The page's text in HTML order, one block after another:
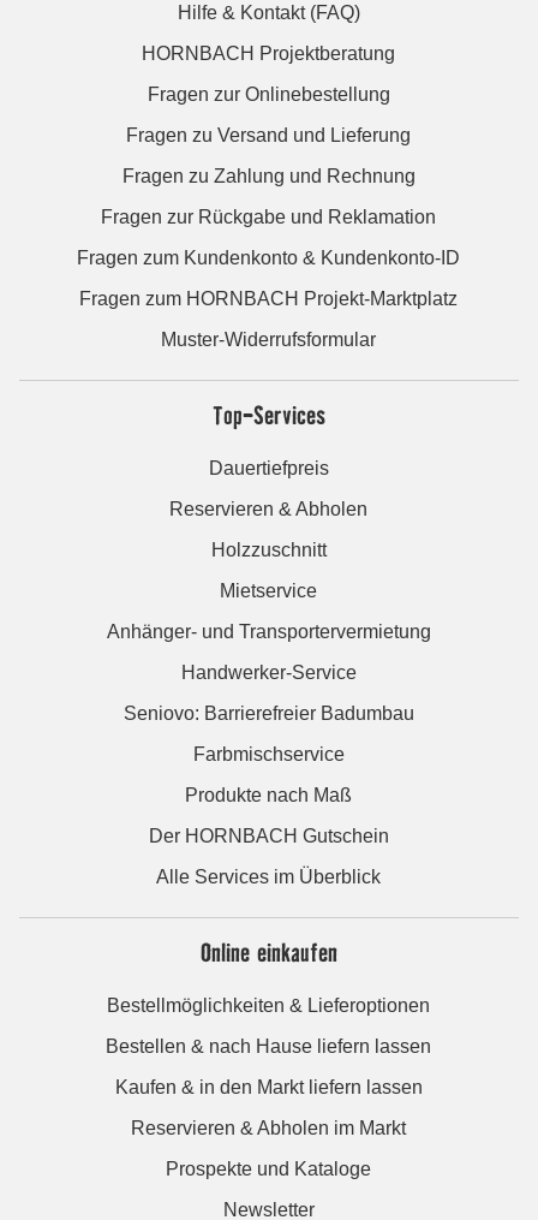
Hilfe & Kontakt (FAQ)
HORNBACH Projektberatung
Fragen zur Onlinebestellung
Fragen zu Versand und Lieferung
Fragen zu Zahlung und Rechnung
Fragen zur Rückgabe und Reklamation
Fragen zum Kundenkonto & Kundenkonto-ID
Fragen zum HORNBACH Projekt-Marktplatz
Muster-Widerrufsformular
Top-Services
Dauertiefpreis
Reservieren & Abholen
Holzzuschnitt
Mietservice
Anhänger- und Transportervermietung
Handwerker-Service
Seniovo: Barrierefreier Badumbau
Farbmischservice
Produkte nach Maß
Der HORNBACH Gutschein
Alle Services im Überblick
Online einkaufen
Bestellmöglichkeiten & Lieferoptionen
Bestellen & nach Hause liefern lassen
Kaufen & in den Markt liefern lassen
Reservieren & Abholen im Markt
Prospekte und Kataloge
Newsletter